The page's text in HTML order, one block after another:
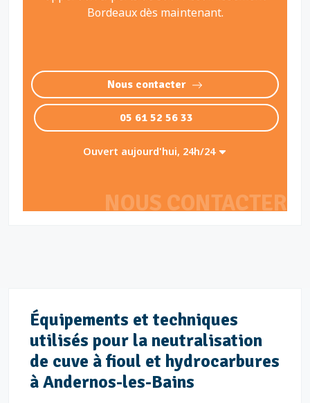
NOUS CONTACTER
Bordeaux dès maintenant.
Nous contacter
05 61 52 56 33
Ouvert aujourd'hui, 24h/24
Équipements et techniques
utilisés pour la neutralisation
de cuve à fioul et hydrocarbures
à Andernos-les-Bains